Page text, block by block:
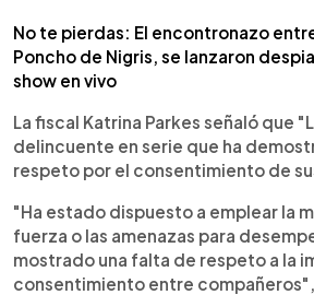
No te pierdas: El encontronazo
Poncho de Nigris, se lanzaron
show en vivo
La fiscal Katrina Parkes señaló que
delincuente en serie que ha
respeto por el consentimiento de
"Ha estado dispuesto a emplear la
fuerza o las amenazas para
mostrado una falta de respeto a la
consentimiento entre